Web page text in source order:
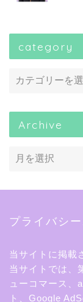
category
Archive
プライバシ
当サイトに掲載
当サイトでは、
ューコマース、
ト、Google